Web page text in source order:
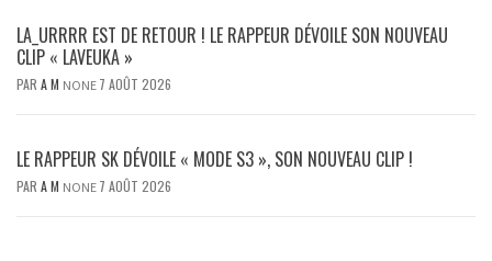
LA_URRRR EST DE RETOUR ! LE RAPPEUR DÉVOILE SON NOUVEAU
CLIP « LAVEUKA »
PAR A M NONE 7 AOÛT 2026
LE RAPPEUR SK DÉVOILE « MODE S3 », SON NOUVEAU CLIP !
PAR A M NONE 7 AOÛT 2026